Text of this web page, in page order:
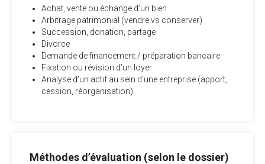
Achat, vente ou échange d’un bien
Arbitrage patrimonial (vendre vs conserver)
Succession, donation, partage
Divorce
Demande de financement / préparation bancaire
Fixation ou révision d’un loyer
Analyse d’un actif au sein d’une entreprise (apport,
cession, réorganisation)
Méthodes d’évaluation (selon le dossier)